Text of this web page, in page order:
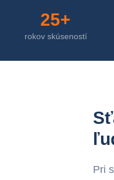
25+
rokov skúseností
Pri